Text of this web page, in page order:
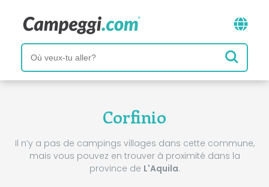
Corfinio
Il n’y a pas de campings villages dans cette commune,
mais vous pouvez en trouver à proximité dans la
province de L'Aquila.